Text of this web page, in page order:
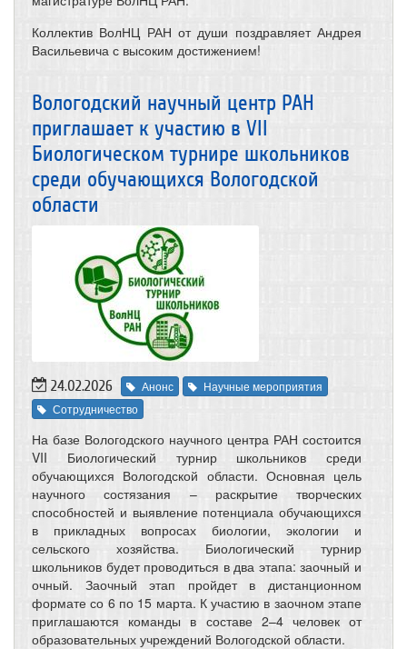
Коллектив ВолНЦ РАН от души поздравляет Андрея
Васильевича с высоким достижением!
Вологодский научный центр РАН
приглашает к участию в VII
Биологическом турнире школьников
среди обучающихся Вологодской
области
24.02.2026 Анонс
Научные мероприятия
Сотрудничество
На базе Вологодского научного центра РАН состоится
VII Биологический турнир школьников среди
обучающихся Вологодской области. Основная цель
научного состязания – раскрытие творческих
способностей и выявление потенциала обучающихся
в прикладных вопросах биологии, экологии и
сельского хозяйства. Биологический турнир
школьников будет проводиться в два этапа: заочный и
очный. Заочный этап пройдет в дистанционном
формате со 6 по 15 марта. К участию в заочном этапе
приглашаются команды в составе 2–4 человек от
образовательных учреждений Вологодской области.